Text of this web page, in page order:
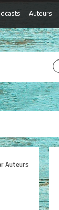
Auteurs
Auteurs